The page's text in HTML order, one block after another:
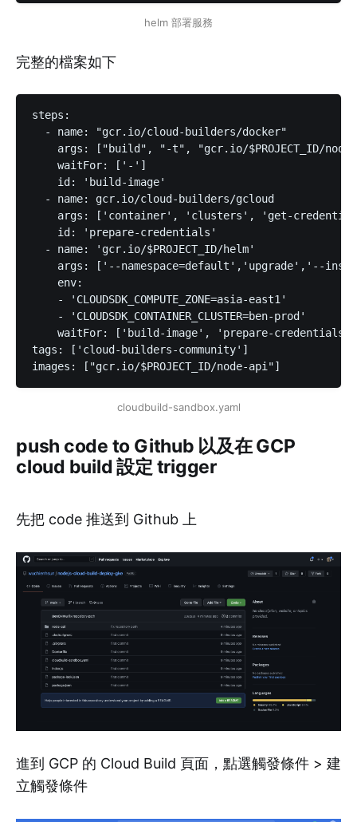
helm 部署服務
完整的檔案如下
steps:
  - name: "gcr.io/cloud-builders/docker"
args: ["build", "-t", "gcr.io/$PROJECT_ID/
    waitFor: ['-']
    id: 'build-image'
  - name: gcr.io/cloud-builders/gcloud
args: ['container', 'clusters', 'get-
    id: 'prepare-credentials'
  - name: 'gcr.io/$PROJECT_ID/helm'
args: ['--namespace=default','upgrade','--
    env:
    - 'CLOUDSDK_COMPUTE_ZONE=asia-east1'
    - 'CLOUDSDK_CONTAINER_CLUSTER=ben-prod'
    waitFor: ['build-image', 'prepare-credentials']
tags: ['cloud-builders-community']
cloudbuild-sandbox.yaml
push code to Github 以及在 GCP
cloud build 設定 trigger
先把 code 推送到 Github 上
進到 GCP 的 Cloud Build 頁面，點選觸發條件 > 建
立觸發條件